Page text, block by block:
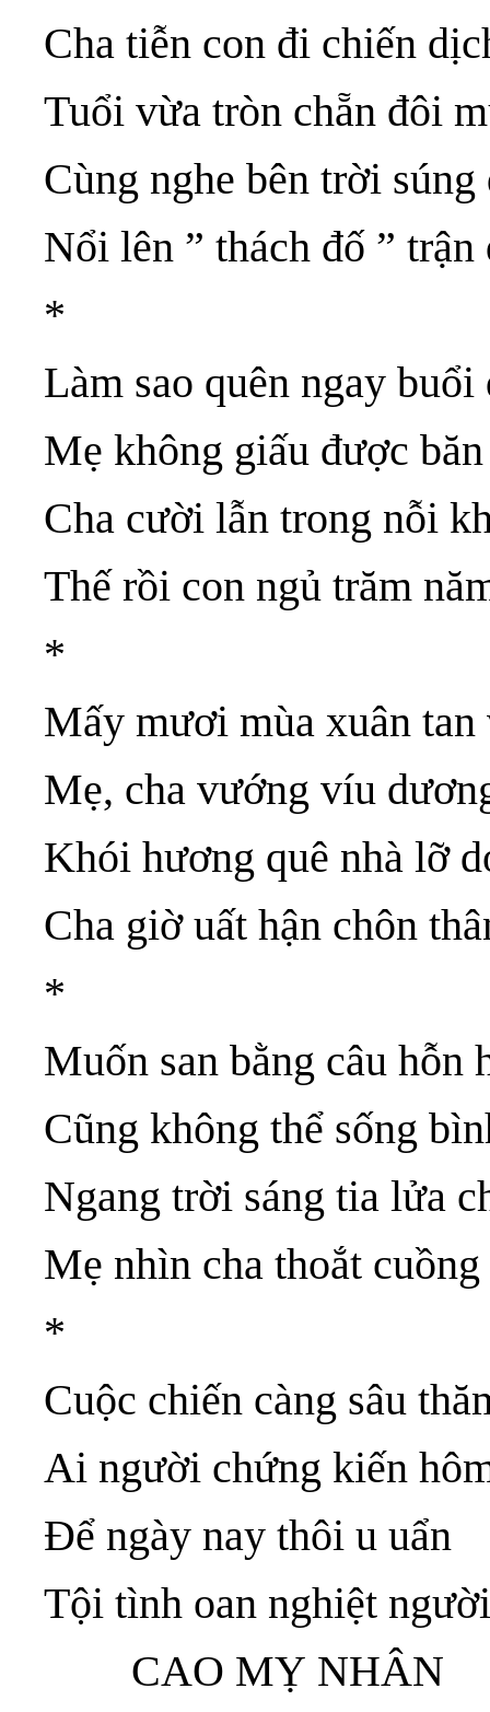
Cha tiễn con đi chiến
Tuổi vừa tròn chẵn đôi
Cùng nghe bên trời súng
Nổi lên ” thách đố ” trận
*
Làm sao quên ngay buổi
Mẹ không giấu được
Cha cười lẫn trong nỗi
Thế rồi con ngủ trăm
*
Mấy mươi mùa xuân tan
Mẹ, cha vướng víu
Khói hương quê nhà lỡ
Cha giờ uất hận chôn
*
Muốn san bằng câu hỗn
Cũng không thể sống
Ngang trời sáng tia lửa
Mẹ nhìn cha thoắt
*
Cuộc chiến càng sâu
Ai người chứng kiến
Để ngày nay thôi u uẩn
Tội tình oan nghiệt
CAO MỴ NHÂN